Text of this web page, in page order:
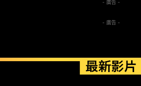
- 廣告 -
- 廣告 -
最新影片